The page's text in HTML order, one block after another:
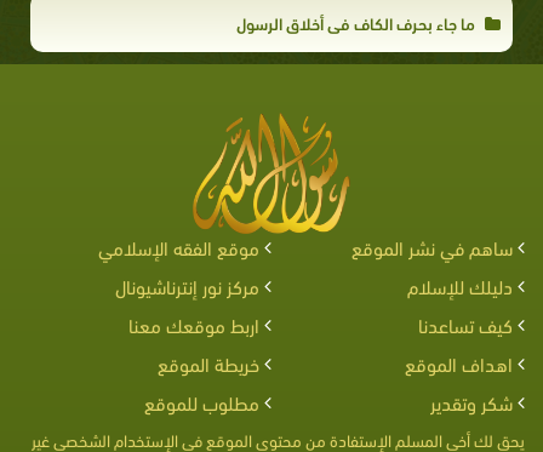
ما جاء بحرف الكاف في أخلاق الرسول
ساهم في نشر الموقع
موقع الفقه الإسلامي
دليلك للإسلام
مركز نور إنترناشيونال
كيف تساعدنا
اربط موقعك معنا
اهداف الموقع
خريطة الموقع
شكر وتقدير
مطلوب للموقع
يحق لك أخى المسلم الإستفادة من محتوى الموقع فى الإستخدام الشخصى غير